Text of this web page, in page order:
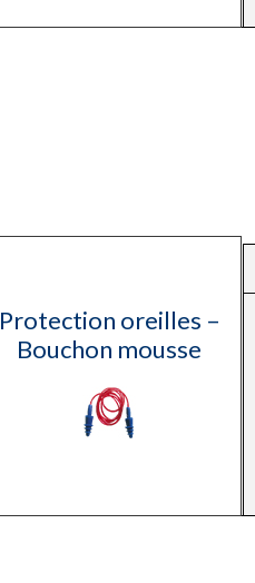
Protection oreilles –
Bouchon mousse